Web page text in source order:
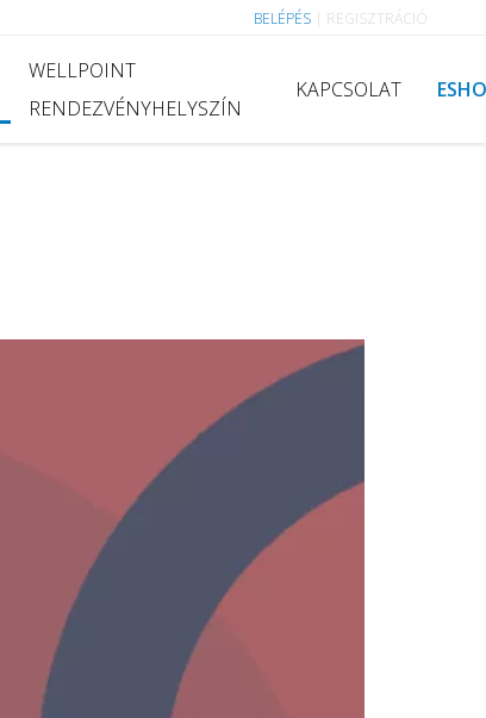
BELÉPÉS REGISZTRÁCIÓ
WELLPOINT
RENDEZVÉNYHELYSZÍN
KAPCSOLAT